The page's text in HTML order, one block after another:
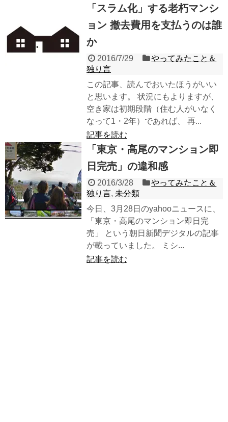
「スラム化」する老朽マンシ
ョン 撤去費用を支払うのは誰
か
2016/7/29
やってみたこと＆
独り言
この記事、読んでおいたほうがいい
と思います。 状況にもよりますが、
空き家は初期段階（住む人がいなく
なって1・2年）であれば、 再...
記事を読む
「東京・高尾のマンション即
日完売」の違和感
2016/3/28
やってみたこと＆
独り言, 未分類
今日、3月28日のyahooニュースに、
「東京・高尾のマンション即日完
売」 という朝日新聞デジタルの記事
が載っていました。 ミシ...
記事を読む